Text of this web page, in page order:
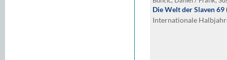
Die Welt der Slaven 69
Internationale